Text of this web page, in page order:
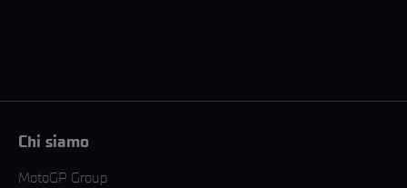
Chi siamo
MotoGP Group